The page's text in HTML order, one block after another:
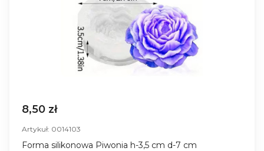
8,50 zł
Artykuł: 0014103
Forma silikonowa Piwonia h-3,5 cm d-7 cm